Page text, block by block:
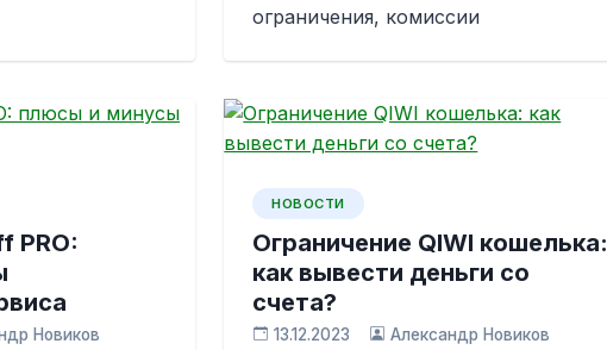
ограничения, комиссии
PRO:
Новиков
НОВОСТИ
Ограничение QIWI кошелька:
как вывести деньги со
счета?
13.12.2023 Александр Новиков